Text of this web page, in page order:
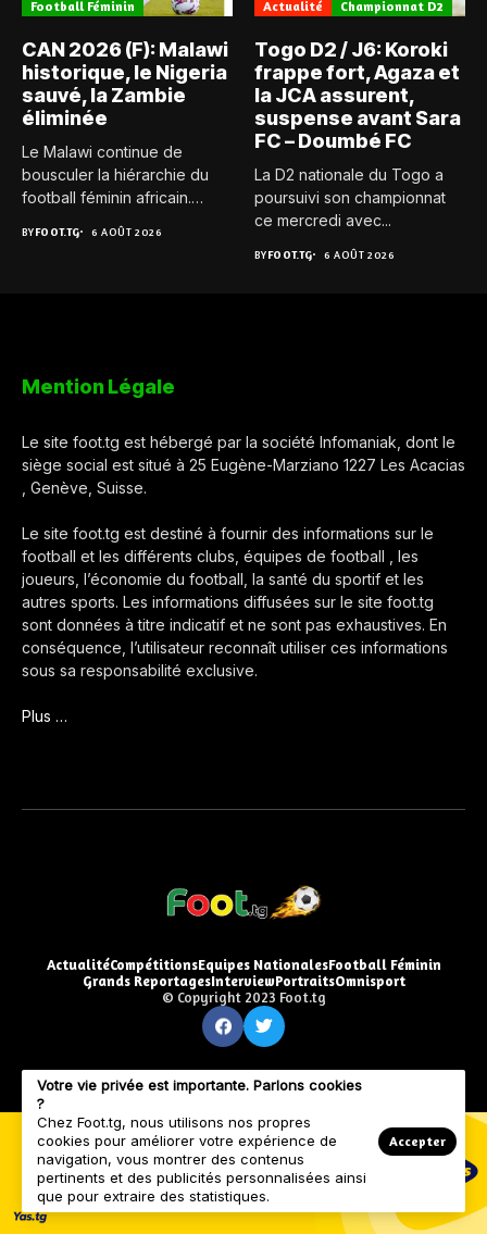
Football Féminin
CAN 2026 (F): Malawi
historique, le Nigeria
sauvé, la Zambie
éliminée
Le Malawi continue de
bousculer la hiérarchie du
football féminin africain.
BYFOOT.TG 6 AOÛT 2026
Actualité Championnat D2
Togo D2 / J6: Koroki
frappe fort, Agaza et
la JCA assurent,
suspense avant Sara
FC – Doumbé FC
La D2 nationale du Togo a
poursuivi son championnat
ce mercredi avec...
BYFOOT.TG 6 AOÛT 2026
Mention Légale
Le site foot.tg est hébergé par la société Infomaniak, dont le
siège social est situé à 25 Eugène-Marziano 1227 Les Acacias
, Genève, Suisse.
Le site foot.tg est destiné à fournir des informations sur le
football et les différents clubs, équipes de football , les
joueurs, l’économie du football, la santé du sportif et les
autres sports. Les informations diffusées sur le site foot.tg
sont données à titre indicatif et ne sont pas exhaustives. En
conséquence, l’utilisateur reconnaît utiliser ces informations
sous sa responsabilité exclusive.
Plus …
ActualitéCompétitionsEquipes NationalesFootball Féminin
Grands ReportagesInterviewPortraitsOmnisport
© Copyright 2023 Foot.tg
Votre vie privée est importante. Parlons cookies
?
Chez Foot.tg, nous utilisons nos propres
cookies pour améliorer votre expérience de
navigation, vous montrer des contenus
pertinents et des publicités personnalisées ainsi
que pour extraire des statistiques.
Accepter